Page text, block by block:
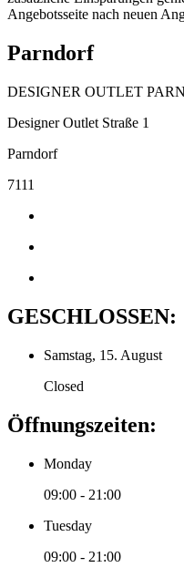
Angebotsseite nach neuen
Parndorf
DESIGNER OUTLET
Designer Outlet Straße 1
Parndorf
7111
GESCHLOSSEN:
Samstag, 15. August
Closed
Öffnungszeiten:
Monday
09:00 - 21:00
Tuesday
09:00 - 21:00